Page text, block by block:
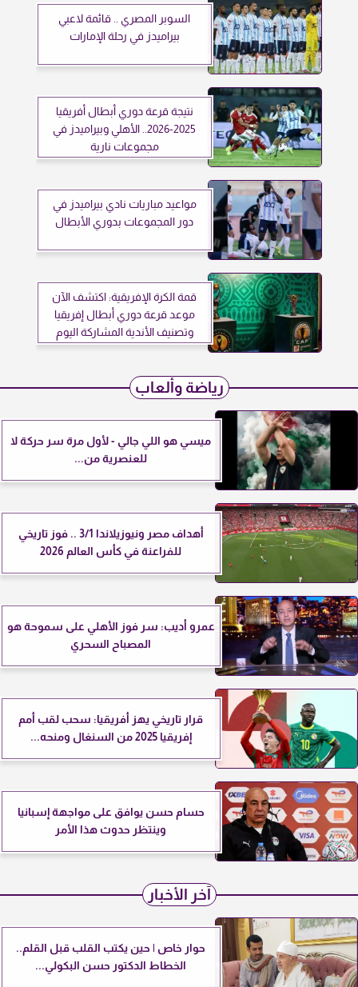
السوبر المصري .. قائمة لاعبي
بيراميدز في رحلة الإمارات
نتيجة قرعة دوري أبطال أفريقيا
2025-2026.. الأهلي وبيراميدز في
مجموعات نارية
مواعيد مباريات نادي بيراميدز في
دور المجموعات بدوري الأبطال
قمة الكرة الإفريقية: اكتشف الآن
موعد قرعة دوري أبطال إفريقيا
وتصنيف الأندية المشاركة اليوم
رياضة وألعاب
ميسي هو اللي جالي - لأول مرة سر حركة لا
للعنصرية من...
أهداف مصر ونيوزيلاندا 3/1 .. فوز تاريخي
للفراعنة في كأس العالم 2026
عمرو أديب: سر فوز الأهلي على سموحة هو
المصباح السحري
قرار تاريخي يهز أفريقيا: سحب لقب أمم
إفريقيا 2025 من السنغال ومنحه...
حسام حسن يوافق على مواجهة إسبانيا
وينتظر حدوث هذا الأمر
آخر الأخبار
حوار خاص | حين يكتب القلب قبل القلم..
الخطاط الدكتور حسن البكولي...